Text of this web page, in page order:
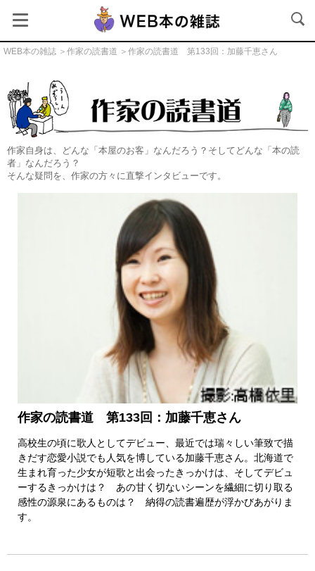
WEB本の雑誌 ＞ 作家の読書道 ＞作家の読書道 第133回：加藤千恵さん
作家の読書道
作家自身は、どんな「本屋のお客」なんだろう？そしてどんな「本の読
者」なんだろう？
そんな疑問を、作家の方々に直撃インタビューです。
作家の読書道 第133回：加藤千恵さん
高校生の頃に歌人としてデビュー、最近では瑞々しい筆致で描
きだす恋愛小説でも人気を博している加藤千恵さん。北海道で
生まれ育った少女が短歌と出会ったきっかけは、そしてデビュ
ーするきっかけは？ あの甘く切ないシーンを繊細に切り取る
感性の源泉にあるものは？ 納得の読書遍歴が浮かびあがりま
す。